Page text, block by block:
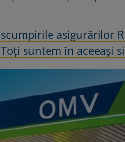
asigurărilor
suntem în aceeași